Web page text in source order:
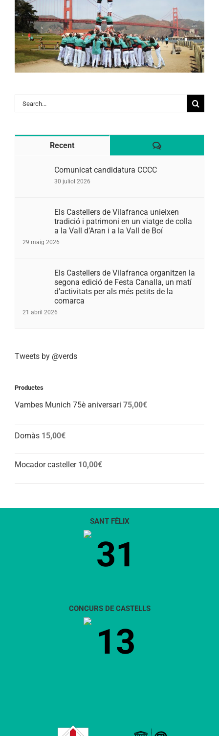
Search
for:
Recent Comentaris
Comunicat candidatura CCCC
30 juliol 2026
Els Castellers de Vilafranca unieixen
tradició i patrimoni en un viatge de colla
a la Vall d’Aran i a la Vall de Boí
29 maig 2026
Els Castellers de Vilafranca organitzen la
segona edició de Festa Canalla, un matí
d’activitats per als més petits de la
comarca
21 abril 2026
Tweets by @verds
Productes
Vambes Munich 75è aniversari 75,00€
Domàs 15,00€
Mocador casteller 10,00€
SANT FÈLIX
31
CONCURS DE CASTELLS
13